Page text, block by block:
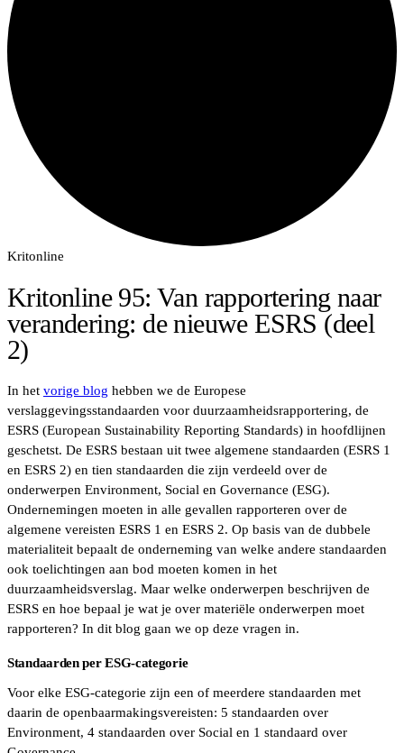
Kritonline
Kritonline 95: Van rapportering naar
verandering: de nieuwe ESRS (deel
2)
In het vorige blog hebben we de Europese
verslaggevingsstandaarden voor duurzaamheidsrapportering, de
ESRS (European Sustainability Reporting Standards) in hoofdlijnen
geschetst. De ESRS bestaan uit twee algemene standaarden (ESRS 1
en ESRS 2) en tien standaarden die zijn verdeeld over de
onderwerpen Environment, Social en Governance (ESG).
Ondernemingen moeten in alle gevallen rapporteren over de
algemene vereisten ESRS 1 en ESRS 2. Op basis van de dubbele
materialiteit bepaalt de onderneming van welke andere standaarden
ook toelichtingen aan bod moeten komen in het
duurzaamheidsverslag. Maar welke onderwerpen beschrijven de
ESRS en hoe bepaal je wat je over materiële onderwerpen moet
rapporteren? In dit blog gaan we op deze vragen in.
Standaarden per ESG-categorie
Voor elke ESG-categorie zijn een of meerdere standaarden met
daarin de openbaarmakingsvereisten: 5 standaarden over
Environment, 4 standaarden over Social en 1 standaard over